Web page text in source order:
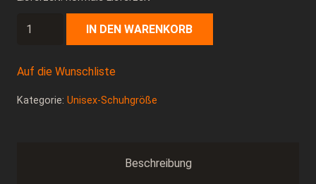
Custom
90
IN DEN WARENKORB
Auf die Wunschliste
Kategorie: Unisex-Schuhgröße
Beschreibung